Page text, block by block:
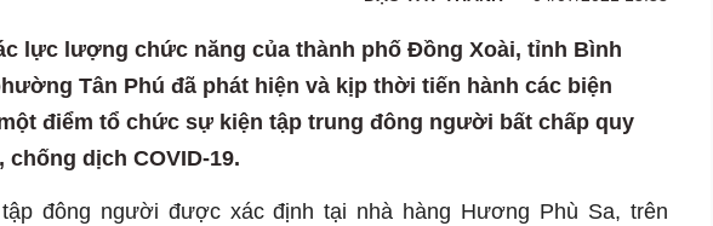
lực lượng chức năng của thành phố Đồng Xoài, tỉnh Bình
Tân Phú đã phát hiện và kịp thời tiến hành các biện
điểm tổ chức sự kiện tập trung đông người bất chấp quy
chống dịch COVID-19.
đông người được xác định tại nhà hàng Hương Phù Sa, trên